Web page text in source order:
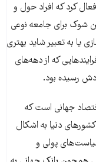
کرد که افراد حول و
شوک برای جامعه نوعی
به تعبیر شاید بهتری
که از دهه‌های
رسیده بود.
جهانی است که
دنیا به اشکال
پولی و